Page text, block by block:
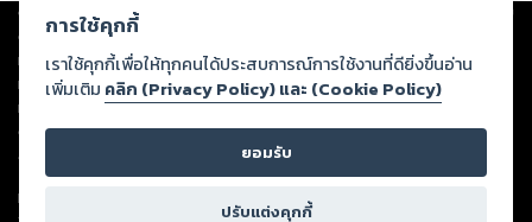
Copyright © 2026
ต่อผลงานหรือเนื้อหาใดที่อัปโหลดผ่านเว็บไซต์และปรากฏว่าละเมิดสิทธิใน
ทรัพย์สินทางปัญญาของบุคคลอื่นหรือขัดต่อกฎหมายและศีลธรรม ดังนั้น ผู้อ่าน
ทุกท่านโปรดใช้วิจารณญาณในการกลั่นกรองด้วยตนเอง และหากท่านพบว่าส่วน
หนึ่งส่วนใดขัดต่อกฎหมายและศีลธรรม กรุณาแจ้งมายังบริษัท เพื่อทีมงานจะได้
ดำเนินการในทันที ทั้งนี้ ทางสตอรี่ล็อกขอสงวนลิขสิทธิ์ตามพระราชบัญญัติ
ลิขสิทธิ์ พ.ศ. 2537 (ฉบับล่าสุด)
For support: member@ookbee.com
การใช้คุกกี้
เราใช้คุกกี้เพื่อให้ทุกคนได้ประสบการณ์การใช้งานที่ดียิ่งขึ้นอ่าน
เพิ่มเติม คลิก (Privacy Policy) และ (Cookie Policy)
ยอมรับ
ปรับแต่งคุกกี้